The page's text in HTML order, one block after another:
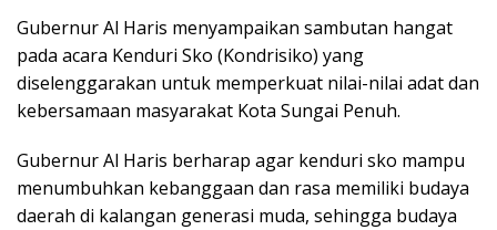
Gubernur Al Haris menyampaikan sambutan hangat
pada acara Kenduri Sko (Kondrisiko) yang
diselenggarakan untuk memperkuat nilai-nilai adat dan
kebersamaan masyarakat Kota Sungai Penuh.
Gubernur Al Haris berharap agar kenduri sko mampu
menumbuhkan kebanggaan dan rasa memiliki budaya
daerah di kalangan generasi muda, sehingga budaya